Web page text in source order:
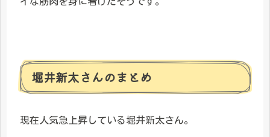
堀井新太さんのまとめ
現在人気急上昇している堀井新太さん。